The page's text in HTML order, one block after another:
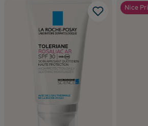
Nice